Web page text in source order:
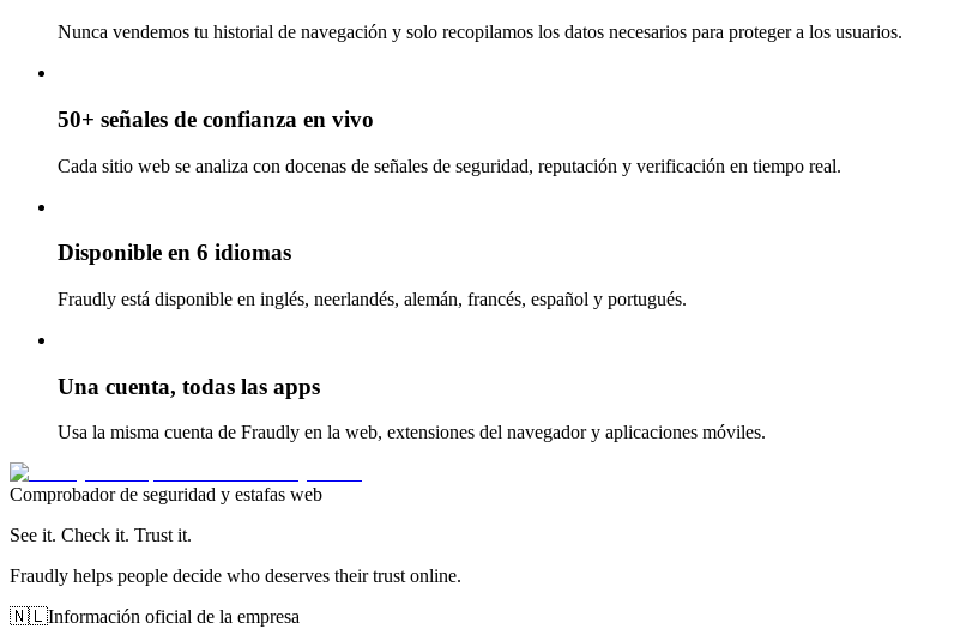
Nunca vendemos tu historial de navegación y solo recopilamos los datos necesarios para proteger a los usuarios.
50+ señales de confianza en vivo
Cada sitio web se analiza con docenas de señales de seguridad, reputación y verificación en tiempo real.
Disponible en 6 idiomas
Fraudly está disponible en inglés, neerlandés, alemán, francés, español y portugués.
Una cuenta, todas las apps
Usa la misma cuenta de Fraudly en la web, extensiones del navegador y aplicaciones móviles.
Comprobador de seguridad y estafas web
See it. Check it. Trust it.
Fraudly helps people decide who deserves their trust online.
🇳🇱Información oficial de la empresa